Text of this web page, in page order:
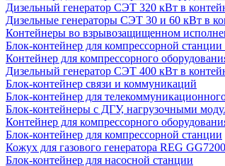
Дизельный генератор СЭТ 320 кВт в
Дизельные генераторы СЭТ 30 и 60 кВт в
Контейнеры во взрывозащищенном
Блок-контейнер для компрессорной
Контейнер для компрессорного
Дизельный генератор СЭТ 400 кВт в
Блок-контейнер связи и коммуникаций
Блок-контейнер для
Блок-контейнеры с ДГУ, нагрузочными
Контейнер для компрессорного
Блок-контейнер для компрессорной станции
Кожух для газового генератора REG GG7200
Блок-контейнер для насосной станции